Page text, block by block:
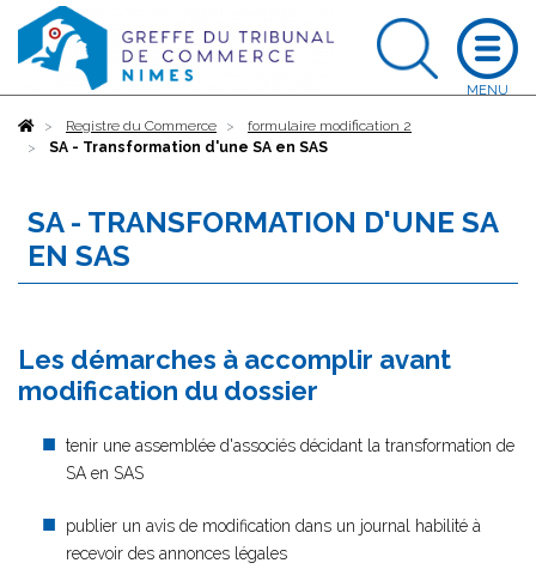
AccueilRegistre du Commerce
formulaire modification 2
SA - Transformation d'une SA en SAS
SA - TRANSFORMATION D'UNE SA
EN SAS
Les démarches à accomplir avant
modification du dossier
tenir une assemblée d'associés décidant la transformation de
SA en SAS
publier un avis de modification dans un journal habilité à
recevoir des annonces légales